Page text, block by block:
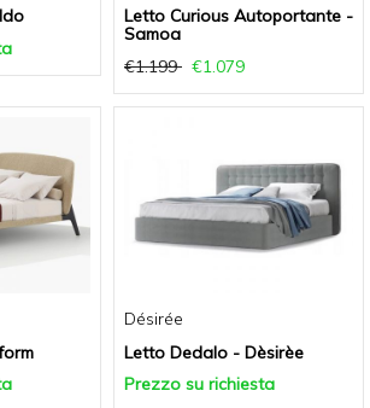
Letto Curious Autoportante -
Samoa
€1.199
€1.079
Désirée
Letto Dedalo - Dèsirèe
Prezzo su richiesta